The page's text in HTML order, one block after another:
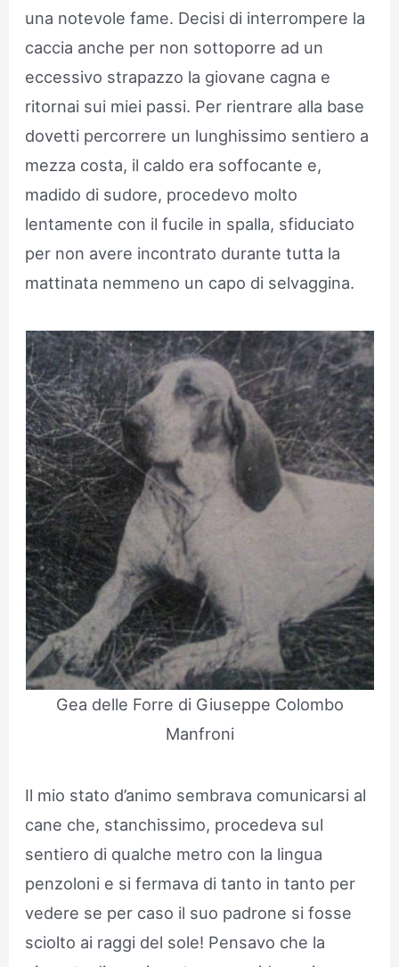
una notevole fame. Decisi di interrompere la
caccia anche per non sottoporre ad un
eccessivo strapazzo la giovane cagna e
ritornai sui miei passi. Per rientrare alla base
dovetti percorrere un lunghissimo sentiero a
mezza costa, il caldo era soffocante e,
madido di sudore, procedevo molto
lentamente con il fucile in spalla, sfiduciato
per non avere incontrato durante tutta la
mattinata nemmeno un capo di selvaggina.
Gea delle Forre di Giuseppe Colombo
Manfroni
Il mio stato d’animo sembrava comunicarsi al
cane che, stanchissimo, procedeva sul
sentiero di qualche metro con la lingua
penzoloni e si fermava di tanto in tanto per
vedere se per caso il suo padrone si fosse
sciolto ai raggi del sole! Pensavo che la